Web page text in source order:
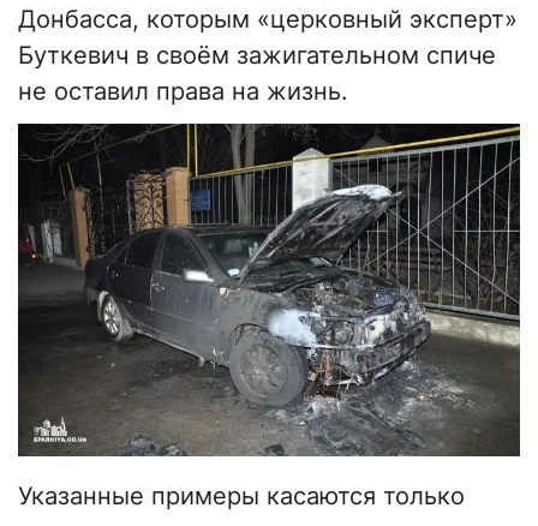
Донбасса, которым «церковный эксперт»
Буткевич в своём зажигательном спиче
не оставил права на жизнь.
Указанные примеры касаются только